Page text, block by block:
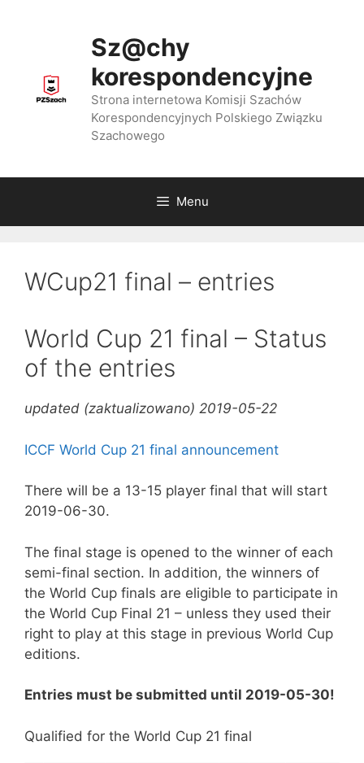
Sz@chy
korespondencyjne
Strona internetowa Komisji Szachów
Korespondencyjnych Polskiego Związku
Szachowego
Menu
WCup21 final – entries
World Cup 21 final – Status
of the entries
updated (zaktualizowano) 2019-05-22
ICCF World Cup 21 final announcement
There will be a 13-15 player final that will start
2019-06-30.
The final stage is opened to the winner of each
semi-final section. In addition, the winners of
the World Cup finals are eligible to participate in
the World Cup Final 21 – unless they used their
right to play at this stage in previous World Cup
editions.
Entries must be submitted until 2019-05-30!
Qualified for the World Cup 21 final